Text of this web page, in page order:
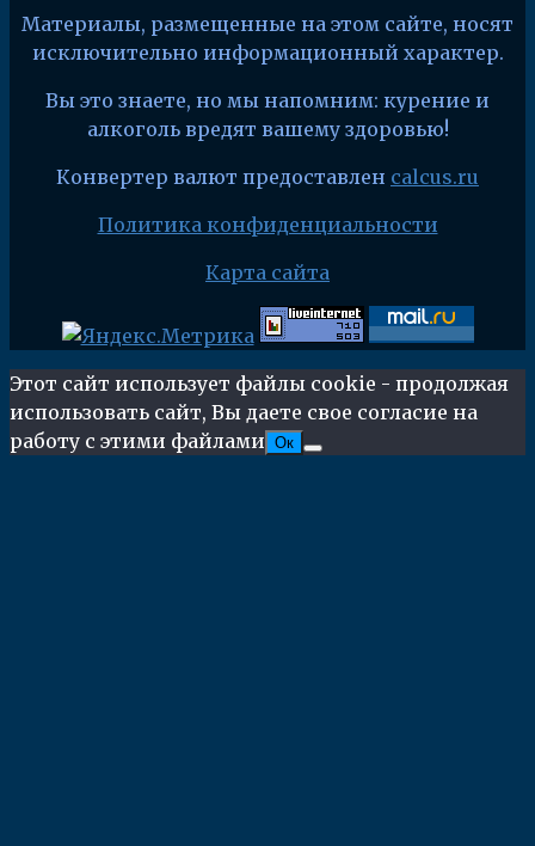
Материалы, размещенные на этом сайте, носят
исключительно информационный характер.
Вы это знаете, но мы напомним: курение и
алкоголь вредят вашему здоровью!
Конвертер валют предоставлен calcus.ru
Политика конфиденциальности
Карта сайта
Этот сайт использует файлы cookie - продолжая
использовать сайт, Вы даете свое согласие на
работу с этими файлами Ок